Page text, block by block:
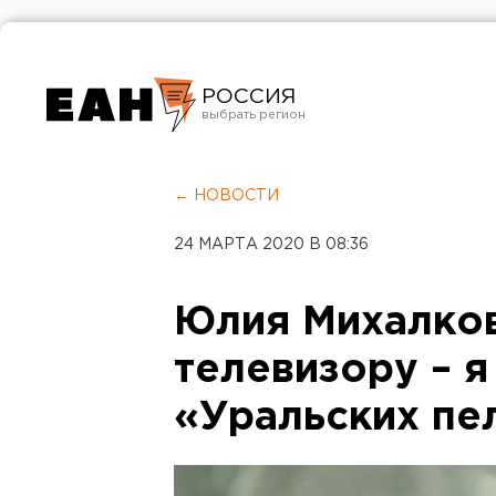
РОССИЯ
Челябинск
← НОВОСТИ
24 МАРТА 2020 В 08:36
Юлия
телевизору –
«Уральских